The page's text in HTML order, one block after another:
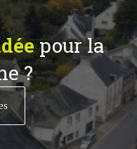
pour la
?